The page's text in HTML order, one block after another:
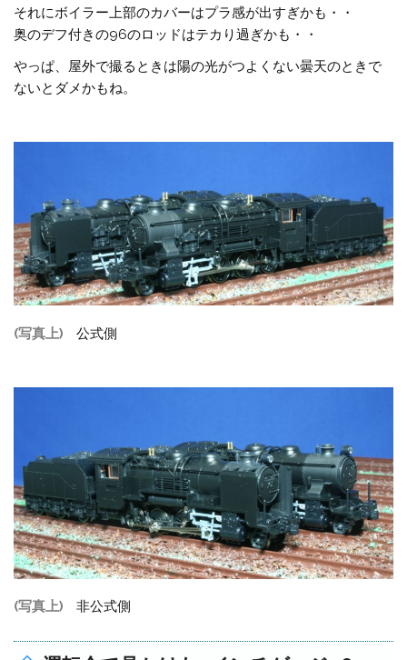
それにボイラー上部のカバーはプラ感が出すぎかも・・
奥のデフ付きの96のロッドはテカり過ぎかも・・
やっぱ、屋外で撮るときは陽の光がつよくない曇天のときで
ないとダメかもね。
(写真上) 公式側
(写真上) 非公式側